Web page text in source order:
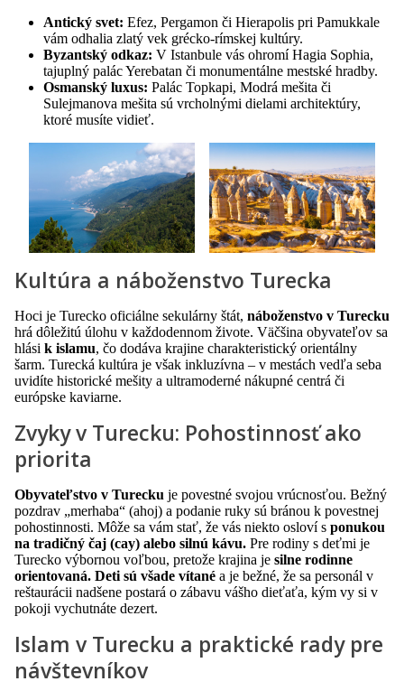
Antický svet: Efez, Pergamon či Hierapolis pri Pamukkale
vám odhalia zlatý vek grécko-rímskej kultúry.
Byzantský odkaz: V Istanbule vás ohromí Hagia Sophia,
tajuplný palác Yerebatan či monumentálne mestské hradby.
Osmanský luxus: Palác Topkapi, Modrá mešita či
Sulejmanova mešita sú vrcholnými dielami architektúry,
ktoré musíte vidieť.
Kultúra a náboženstvo Turecka
Hoci je Turecko oficiálne sekulárny štát, náboženstvo v Turecku
hrá dôležitú úlohu v každodennom živote. Väčšina obyvateľov sa
hlási k islamu, čo dodáva krajine charakteristický orientálny
šarm. Turecká kultúra je však inkluzívna – v mestách vedľa seba
uvidíte historické mešity a ultramoderné nákupné centrá či
európske kaviarne.
Zvyky v Turecku: Pohostinnosť ako
priorita
Obyvateľstvo v Turecku je povestné svojou vrúcnosťou. Bežný
pozdrav „merhaba“ (ahoj) a podanie ruky sú bránou k povestnej
pohostinnosti. Môže sa vám stať, že vás niekto osloví s ponukou
na tradičný čaj (cay) alebo silnú kávu. Pre rodiny s deťmi je
Turecko výbornou voľbou, pretože krajina je silne rodinne
orientovaná. Deti sú všade vítané a je bežné, že sa personál v
reštaurácii nadšene postará o zábavu vášho dieťaťa, kým vy si v
pokoji vychutnáte dezert.
Islam v Turecku a praktické rady pre
návštevníkov